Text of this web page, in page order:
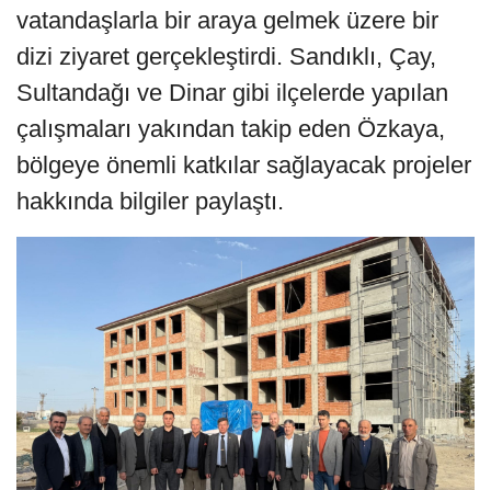
vatandaşlarla bir araya gelmek üzere bir
dizi ziyaret gerçekleştirdi. Sandıklı, Çay,
Sultandağı ve Dinar gibi ilçelerde yapılan
çalışmaları yakından takip eden Özkaya,
bölgeye önemli katkılar sağlayacak projeler
hakkında bilgiler paylaştı.